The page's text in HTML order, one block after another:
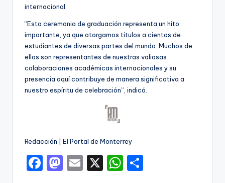
internacional.
“Esta ceremonia de graduación representa un hito
importante, ya que otorgamos títulos a cientos de
estudiantes de diversas partes del mundo. Muchos de
ellos son representantes de nuestras valiosas
colaboraciones académicas internacionales y su
presencia aquí contribuye de manera significativa a
nuestro espíritu de celebración”, indicó.
Redacción | El Portal de Monterrey
F
M E
X
W